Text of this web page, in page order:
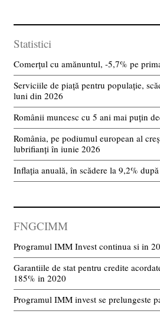
Statistici
Comerțul cu amănuntul, -5,7% pe
Serviciile de piață pentru populație,
luni din 2026
Românii muncesc cu 5 ani mai puțin
România, pe podiumul european al
lubrifianți în iunie 2026
Inflația anuală, în scădere la 9,2%
FNGCIMM
Programul IMM Invest continua si in
Garantiile de stat pentru credite
185% in 2020
Programul IMM invest se prelungeste